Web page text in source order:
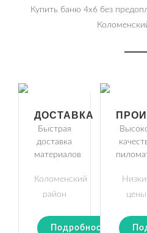
Купить баню 4х6 без
ДОСТАВКА
Быстрая
доставка
материалов
Коломенский
район
Подробности
цены